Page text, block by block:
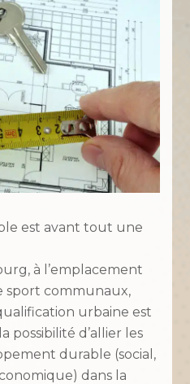
est avant tout une
à l’emplacement
sport communaux,
urbaine est
possibilité d’allier les
durable (social,
dans la